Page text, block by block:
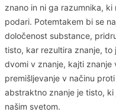
znano in ni ga razumnika,
podari. Potemtakem bi se
določenost substance,
tisto, kar rezultira znanje, to
dvomi v znanje, kajti znanje
premišljevanje v načinu
abstraktno znanje je tisto,
našim svetom.